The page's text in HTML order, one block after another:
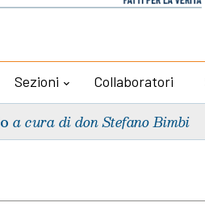
Sezioni Collaboratori
a cura di don Stefano Bimbi